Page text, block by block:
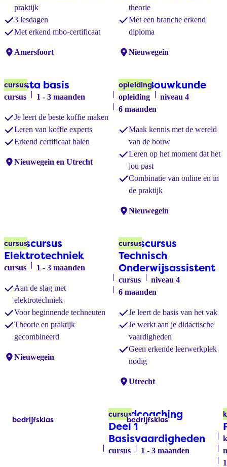
praktijk
3 lesdagen
Met erkend mbo-certificaat
Locaties:
Amersfoort
theorie
Met een branche erkend
diploma
Locaties:
Nieuwegein
Barista basis
cursus 1 - 3 maanden
cursus
Je leert de beste koffie maken
Leren van koffie experts
Erkend certificaat halen
Locaties:
Nieuwegein en Utrecht
Basis Bouwkunde
opleiding
niveau 4
6 maanden
opleiding
Maak kennis met de wereld
van de bouw
Leren op het moment dat het
jou past
Combinatie van online en in
de praktijk
Locaties:
Nieuwegein
Basiscursus
Elektrotechniek
cursus 1 - 3 maanden
cursus
Aan de slag met
elektrotechniek
Voor beginnende techneuten
Theorie en praktijk
gecombineerd
Locaties:
Nieuwegein
Basiscursus
Technisch
Onderwijsassistent
cursus
niveau 4
6 maanden
cursus
Je leert de basis van het vak
Je werkt aan je didactische
vaardigheden
Geen erkende leerwerkplek
nodig
Locaties:
Utrecht
Beeldcoaching
Deel 1
Basisvaardigheden
cursus 1 - 3 maanden
cursus
Labels:
bedrijfsklas Labels:
bedrijfsklas